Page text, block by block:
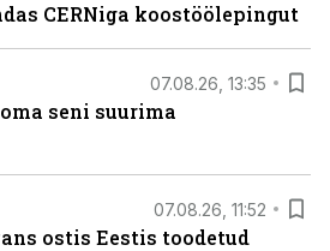
CERNiga koostöölepingut
07.08.26, 13:35
seni suurima
07.08.26, 11:52
ostis Eestis toodetud